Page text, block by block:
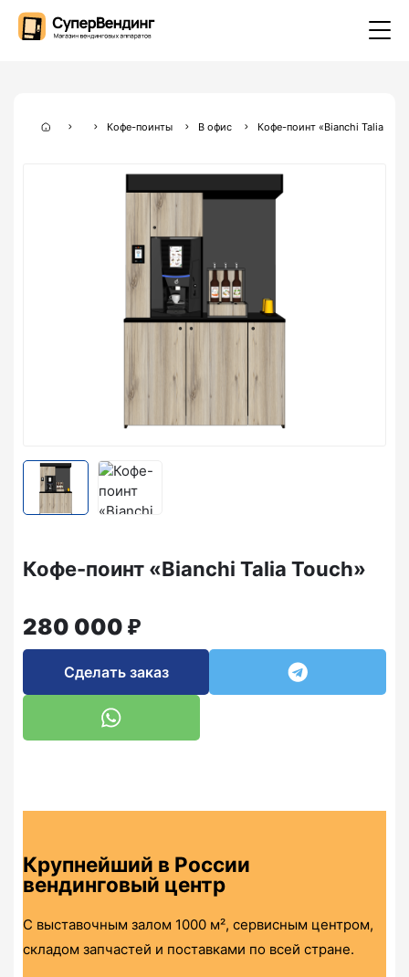
Кофе-поинты В офис Кофе-поинт «Bianchi Talia
Кофе-поинт «Bianchi Talia Touch»
280 000 ₽
Сделать заказ
Крупнейший в России
вендинговый центр
С выставочным залом 1000 м², сервисным центром,
складом запчастей и поставками по всей стране.